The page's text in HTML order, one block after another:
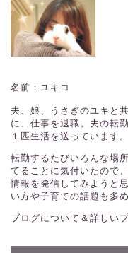
名前：ユキコ
夫、娘、うさぎのユキと
に、仕事を退職。夫の転
１匹生活を送っています。
転勤するたびいろんな場
てることに気付いたので
情報を発信してみようと
い方や子育ての話題も多め
ブログについて＆詳しい